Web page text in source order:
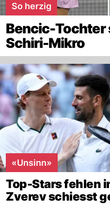
So herzig
Bencic-Tochter
Schiri-Mikro
«Unsinn»
Top-Stars fehlen
Zverev schiesst